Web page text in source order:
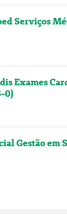
Serviços
Exames
0)
Gestão em